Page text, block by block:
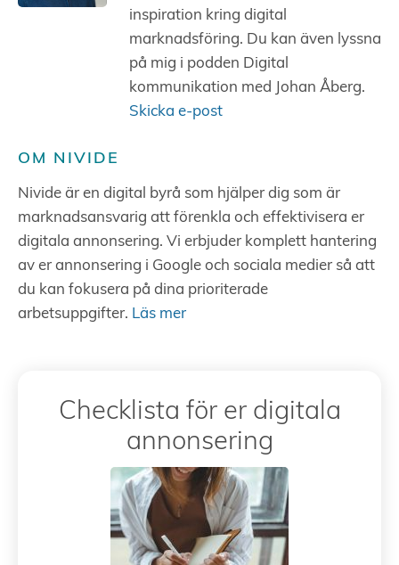
inspiration kring digital
marknadsföring. Du kan även lyssna
på mig i podden Digital
kommunikation med Johan Åberg.
Skicka e-post
OM NIVIDE
Nivide är en digital byrå som hjälper dig som är
marknadsansvarig att förenkla och effektivisera er
digitala annonsering. Vi erbjuder komplett hantering
av er annonsering i Google och sociala medier så att
du kan fokusera på dina prioriterade
arbetsuppgifter. Läs mer
Checklista för er digitala
annonsering